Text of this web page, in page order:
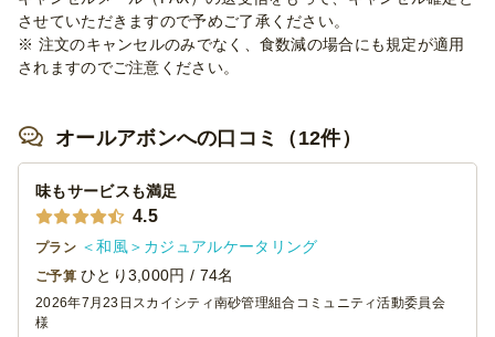
させていただきますので予めご了承ください。
※ 注文のキャンセルのみでなく、食数減の場合にも規定が適用
されますのでご注意ください。
オールアボンへの口コミ（12件）
味もサービスも満足
4.5
プラン ＜和風＞カジュアルケータリング
ご予算 ひとり3,000円 / 74名
2026年7月23日 スカイシティ南砂管理組合コミュニティ活動委員会
様